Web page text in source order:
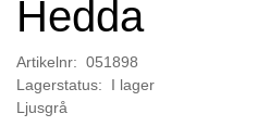
Hedda
Artikelnr: 051898
Lagerstatus: I lager
Ljusgrå